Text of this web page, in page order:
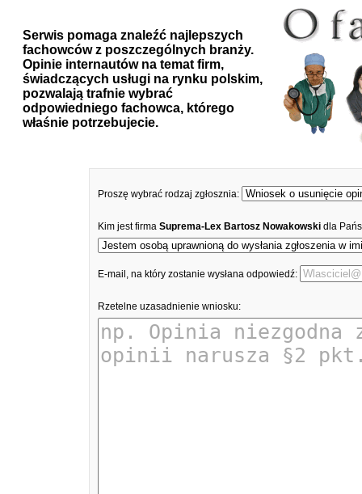
Serwis pomaga znaleźć najlepszych
fachowców z poszczególnych branży.
Opinie internautów na temat firm,
świadczących usługi na rynku polskim,
pozwalają trafnie wybrać
odpowiedniego fachowca, którego
właśnie potrzebujecie.
Proszę wybrać rodzaj zgłosznia:
Kim jest firma Suprema-Lex Bartosz Nowakowski dla
E-mail, na który zostanie wysłana odpowiedź:
Rzetelne uzasadnienie wniosku: